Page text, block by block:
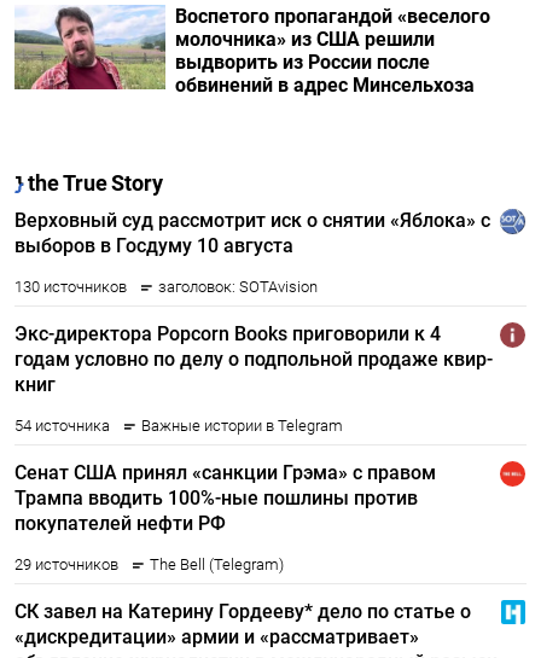
Воспетого пропагандой «веселого
молочника» из США решили
выдворить из России после
обвинений в адрес Минсельхоза